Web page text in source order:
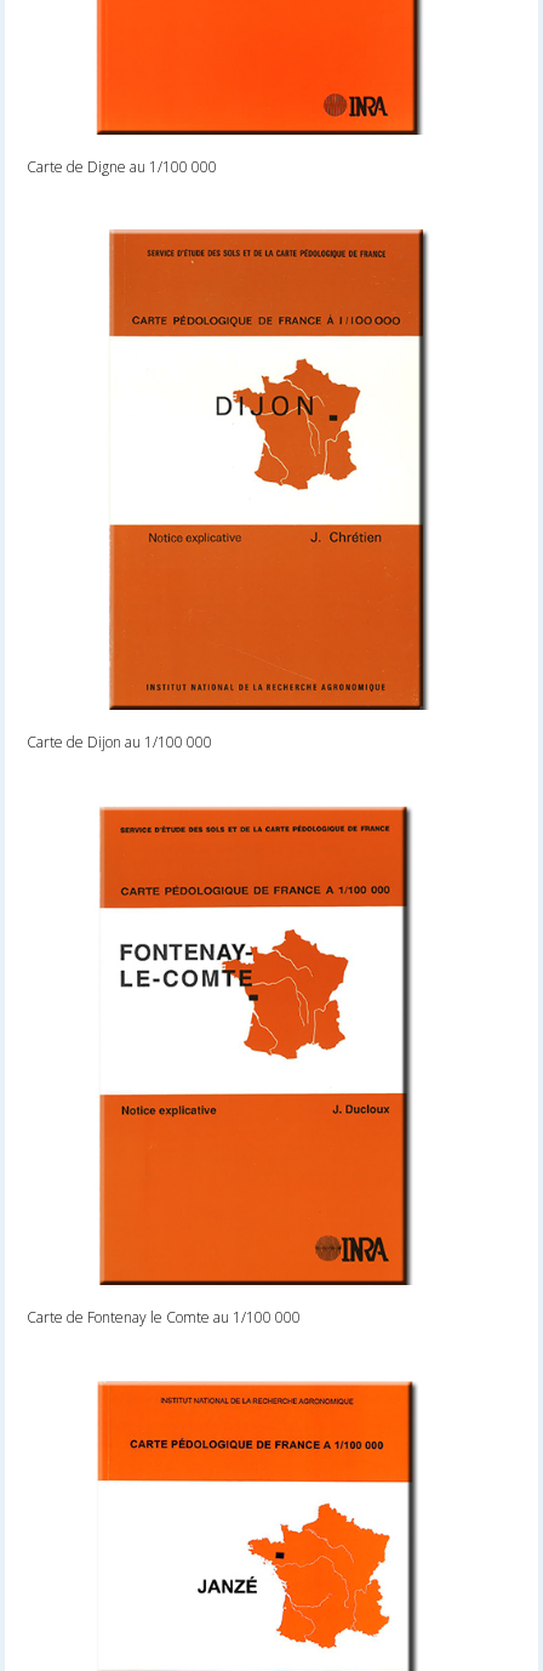
Carte de Digne au 1/100 000
Carte de Dijon au 1/100 000
Carte de Fontenay le Comte au 1/100 000